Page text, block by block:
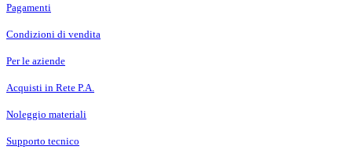
Pagamenti
Condizioni di vendita
Per le aziende
Acquisti in Rete P.A.
Noleggio materiali
Supporto tecnico